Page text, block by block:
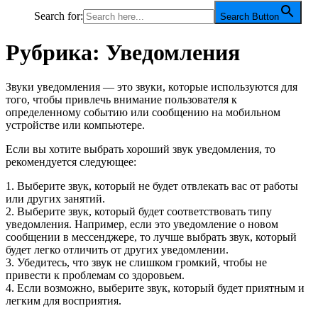
Search for: Search Button
Рубрика: Уведомления
Звуки уведомления — это звуки, которые используются для
того, чтобы привлечь внимание пользователя к
определенному событию или сообщению на мобильном
устройстве или компьютере.
Если вы хотите выбрать хороший звук уведомления, то
рекомендуется следующее:
1. Выберите звук, который не будет отвлекать вас от работы
или других занятий.
2. Выберите звук, который будет соответствовать типу
уведомления. Например, если это уведомление о новом
сообщении в мессенджере, то лучше выбрать звук, который
будет легко отличить от других уведомлении.
3. Убедитесь, что звук не слишком громкий, чтобы не
привести к проблемам со здоровьем.
4. Если возможно, выберите звук, который будет приятным и
легким для восприятия.